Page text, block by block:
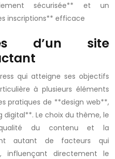
sécurisée** et un
inscriptions** efficace
d’un site
qui atteigne ses objectifs
à plusieurs éléments
pratiques de **design web**,
Le choix du thème, le
qualité du contenu et la
autant de facteurs qui
influençant directement le